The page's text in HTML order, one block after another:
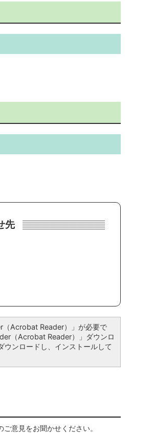
先
（Acrobat Reader）」が必要で
（Acrobat Reader）」ダウンロ
ウンロードし、インストールして
意見をお聞かせください。